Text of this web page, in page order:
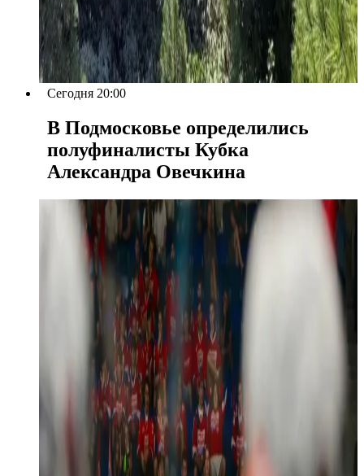
Сегодня 20:00
В Подмосковье определились
полуфиналисты Кубка
Александра Овечкина